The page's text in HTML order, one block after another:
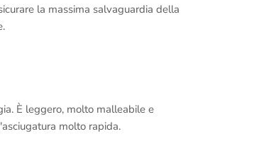
la massima salvaguardia della
È leggero, molto malleabile e
molto rapida.